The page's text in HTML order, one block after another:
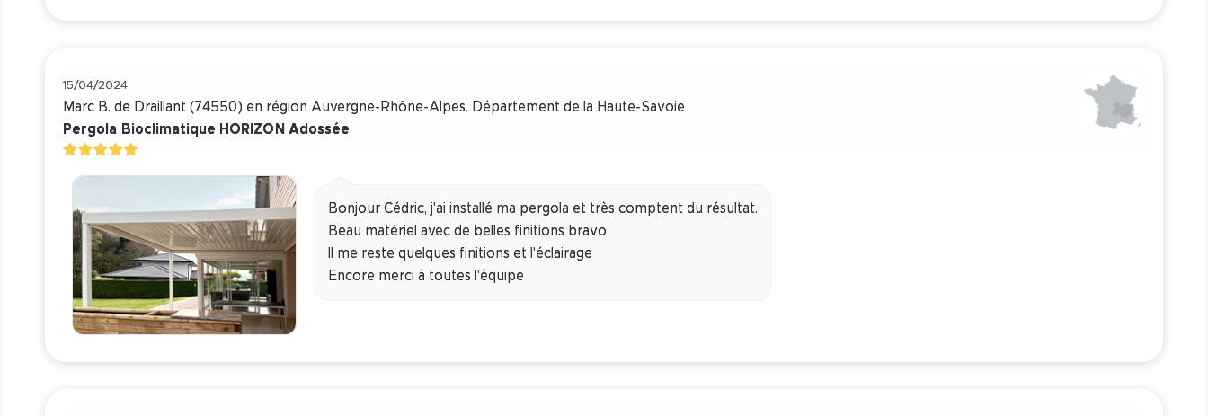
15/04/2024
Marc B. de Draillant (74550) en région Auvergne-Rhône-Alpes. Département de la Haute-Savoie
Pergola Bioclimatique HORIZON Adossée
Bonjour Cédric, j'ai installé ma pergola et très comptent du résultat.
Beau matériel avec de belles finitions bravo
Il me reste quelques finitions et l'éclairage
Encore merci à toutes l'équipe